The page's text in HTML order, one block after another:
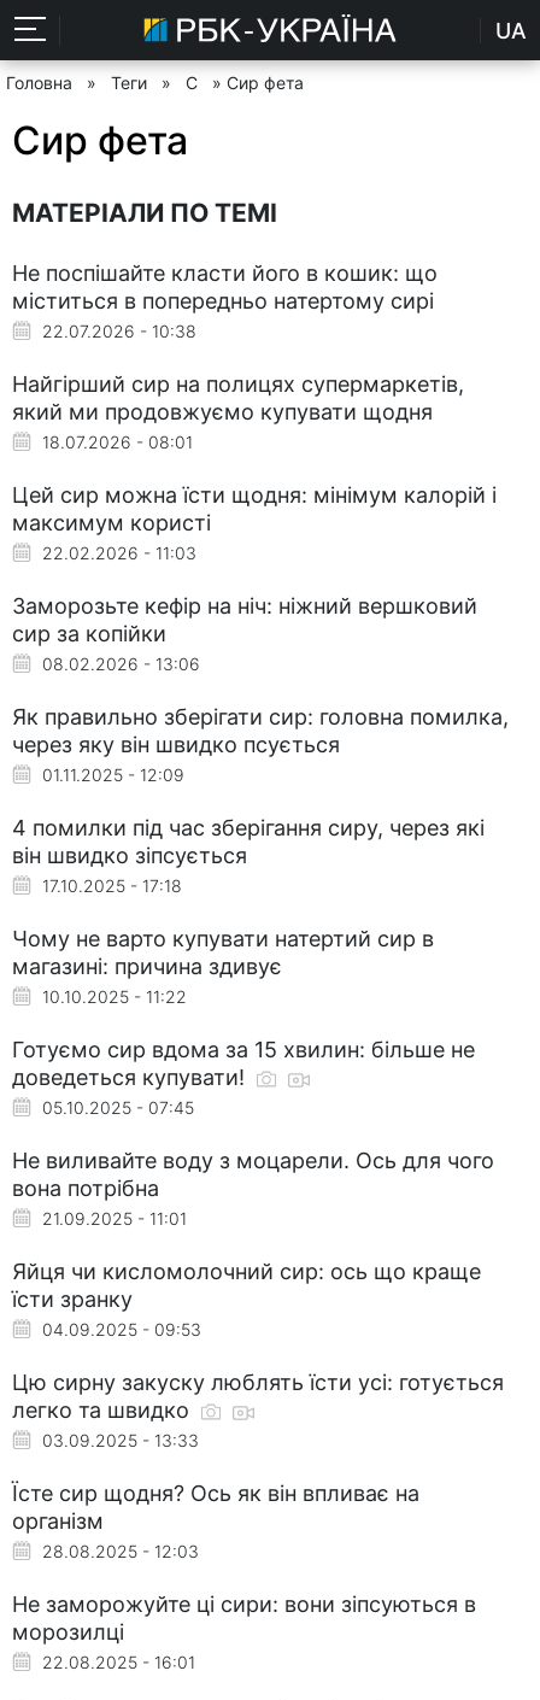
UA
Головна » Теги » С » Сир фета
Сир фета
МАТЕРІАЛИ ПО ТЕМІ
Не поспішайте класти його в кошик: що
міститься в попередньо натертому сирі
22.07.2026 - 10:38
Найгірший сир на полицях супермаркетів,
який ми продовжуємо купувати щодня
18.07.2026 - 08:01
Цей сир можна їсти щодня: мінімум калорій і
максимум користі
22.02.2026 - 11:03
Заморозьте кефір на ніч: ніжний вершковий
сир за копійки
08.02.2026 - 13:06
Як правильно зберігати сир: головна помилка,
через яку він швидко псується
01.11.2025 - 12:09
4 помилки під час зберігання сиру, через які
він швидко зіпсується
17.10.2025 - 17:18
Чому не варто купувати натертий сир в
магазині: причина здивує
10.10.2025 - 11:22
Готуємо сир вдома за 15 хвилин: більше не
доведеться купувати!
05.10.2025 - 07:45
Не виливайте воду з моцарели. Ось для чого
вона потрібна
21.09.2025 - 11:01
Яйця чи кисломолочний сир: ось що краще
їсти зранку
04.09.2025 - 09:53
Цю сирну закуску люблять їсти усі: готується
легко та швидко
03.09.2025 - 13:33
Їсте сир щодня? Ось як він впливає на
організм
28.08.2025 - 12:03
Не заморожуйте ці сири: вони зіпсуються в
морозилці
22.08.2025 - 16:01